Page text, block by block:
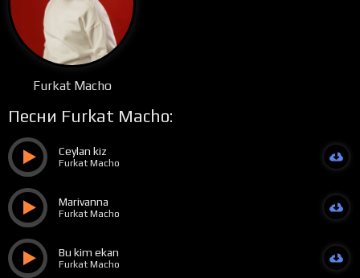
Furkat Macho
Песни Furkat Macho:
Ceylan kiz
Furkat Macho
Marivanna
Furkat Macho
Bu kim ekan
Furkat Macho